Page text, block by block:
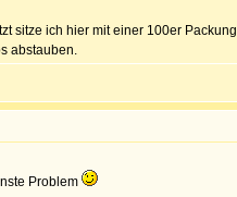
sitze ich hier mit einer 100er
abstauben.
Problem